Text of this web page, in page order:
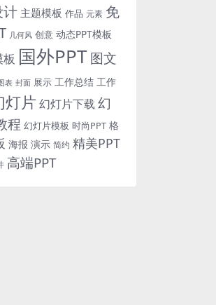
主题模板 作品 元素 免
几何风 创意 动态PPT模板
国外PPT图文
表 封面 展示 工作总结 工作
灯片 幻灯片下载 幻
程 幻灯片模板 时尚PPT 格
海报 演示 简约 精美PPT
高端PPT